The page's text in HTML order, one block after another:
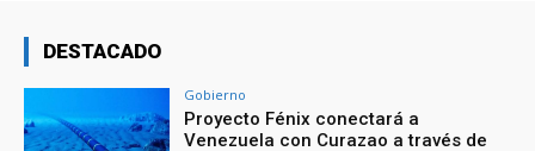
DESTACADO
Gobierno
Proyecto Fénix conectará a
Venezuela con Curazao a través de